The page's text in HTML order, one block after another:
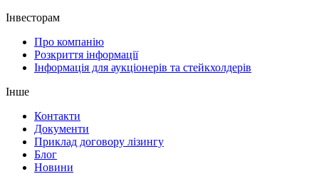
Інвесторам
Про компанію
Розкриття інформації
Інформація для аукціонерів та стейкхолдерів
Інше
Контакти
Документи
Приклад договору лізингу
Блог
Новини